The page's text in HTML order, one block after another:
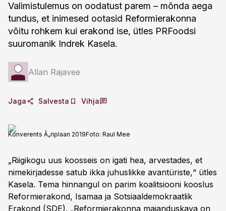
Valimistulemus on oodatust parem – mõnda aega
tundus, et inimesed ootasid Reformierakonna
võitu rohkem kui erakond ise, ütles PRFoodsi
suuromanik Indrek Kasela.
Allan Rajavee
Jaga Salvesta Vihja
Konverents Ã„riplaan 2019Foto: Raul Mee
„Riigikogu uus koosseis on igati hea, arvestades, et
nimekirjadesse satub ikka juhuslikke avantüriste,“ ütles
Kasela. Tema hinnangul on parim koalitsiooni kooslus
Reformierakond, Isamaa ja Sotsiaaldemokraatlik
Erakond (SDE). „Reformierakonna majanduskava on